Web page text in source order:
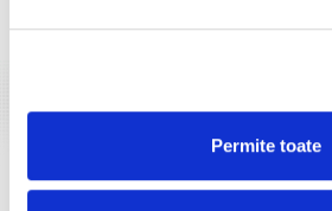
Permite toate
PROCESE DEPOZITE